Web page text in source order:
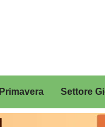
Settore